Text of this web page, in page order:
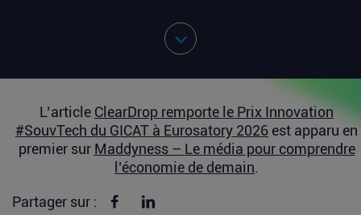
L’article ClearDrop remporte le Prix Innovation
#SouvTech du GICAT à Eurosatory 2026 est apparu en
premier sur Maddyness – Le média pour comprendre
l’économie de demain.
Partager sur : Partager sur Facebook